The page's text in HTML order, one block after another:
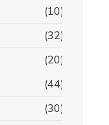
(10)
(32)
(20)
(44)
(30)